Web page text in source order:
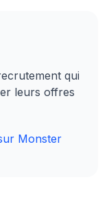
qui
leurs offres
Monster